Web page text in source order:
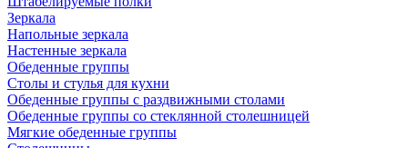
Зеркала
Напольные зеркала
Настенные зеркала
Обеденные группы
Столы и стулья для кухни
Обеденные группы с раздвижными столами
Обеденные группы со стеклянной столешницей
Мягкие обеденные группы